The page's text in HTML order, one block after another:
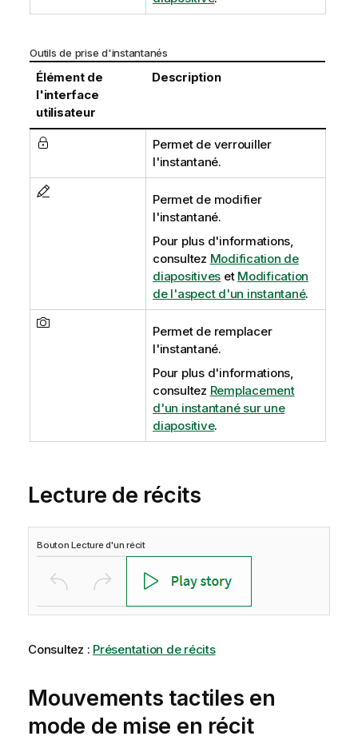
Outils de prise d'instantanés
Élément de
l'interface
utilisateur
Description
Permet de verrouiller
l'instantané.
Permet de modifier
l'instantané.
Pour plus d'informations,
consultez Modification de
diapositives et Modification
de l'aspect d'un instantané.
Permet de remplacer
l'instantané.
Pour plus d'informations,
consultez Remplacement
d'un instantané sur une
diapositive.
Lecture de récits
Bouton Lecture d'un récit
Consultez : Présentation de récits
Mouvements tactiles en
mode de mise en récit